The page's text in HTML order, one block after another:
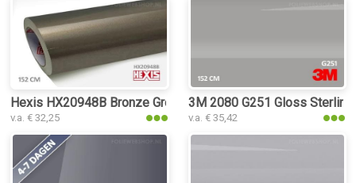
Hexis HX20948B Bronze Grey Metal Gloss folie
v.a. € 32,25
3M 2080 G251 Gloss
v.a. € 35,42